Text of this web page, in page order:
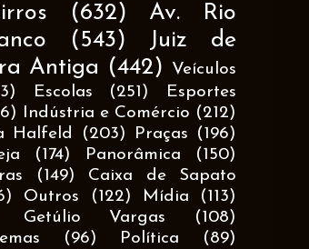
(632)
Av. Rio
(543)
Juiz de
Antiga (442)
Veículos
Escolas (251)
Esportes
Indústria e Comércio (212)
Halfeld
(203) Praças
(196)
(174) Panorâmica
(150)
(149)
Caixa de Sapato
Outros (122) Mídia
(113)
Getúlio Vargas
(108)
(96) Política
(89)